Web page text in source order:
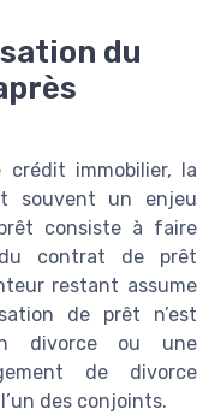
du
immobilier, la
souvent un enjeu
consiste à faire
contrat de prêt
restant assume
de prêt n’est
divorce ou une
de divorce
des conjoints.